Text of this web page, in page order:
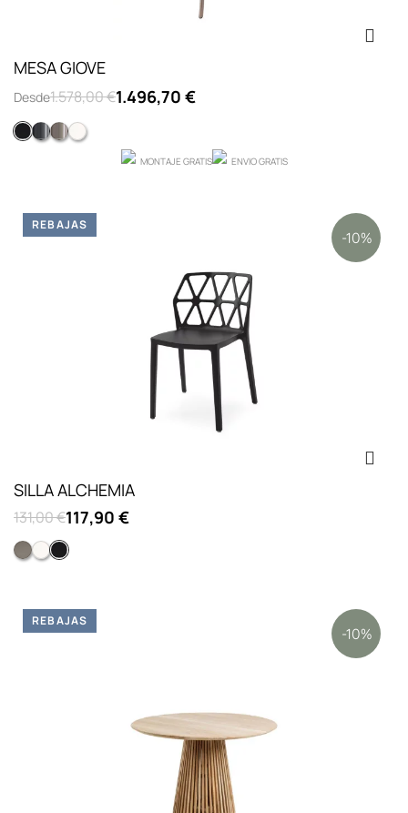
MESA GIOVE
Desde1.578,00 €1.496,70 €
NegroGris mate
Lacado tortola mate
Lacado blanco optico mate
MONTAJE GRATIS ENVIO GRATIS
SILLA ALCHEMIA
131,00 €117,90 €
TortolaLacado blanco optico mate
Negro
-10%
REBAJAS
-10%
REBAJAS